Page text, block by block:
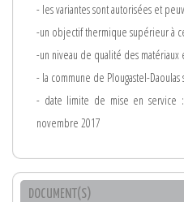
- les variantes sont autorisées et
-un objectif thermique supérieur à
-un niveau de qualité des matériaux
- la commune de Plougastel-
- date limite de mise en service
novembre 2017
DOCUMENT(S)